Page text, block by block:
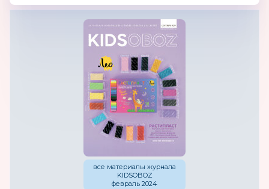
все материалы журнала
KIDSOBOZ
февраль 2024